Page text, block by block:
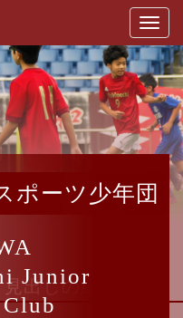
ポーツ少年団
Junior
出しの編集